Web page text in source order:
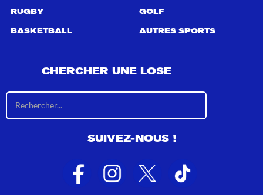
RUGBY
BASKETBALL
GOLF
AUTRES SPORTS
CHERCHER UNE LOSE
s
l
a
t
s
SUIVEZ-NOUS !